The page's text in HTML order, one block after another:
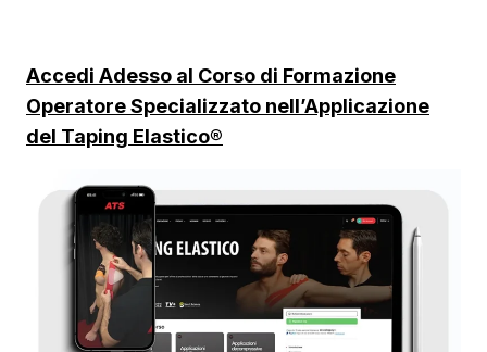
Accedi Adesso al Corso di Formazione
Operatore Specializzato nell’Applicazione
del Taping Elastico®